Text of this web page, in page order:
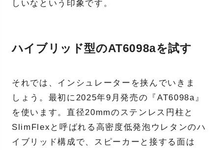
しいなという印象です。
ハイブリッド型のAT6098aを試す
それでは、インシュレーターを挟んでいきま
しょう。最初に2025年9月発売の『AT6098a』
を使います。直径20mmのステンレス円柱と
SlimFlexと呼ばれる高密度低発泡ウレタンのハ
イブリッド構成で、スピーカーと接する面は